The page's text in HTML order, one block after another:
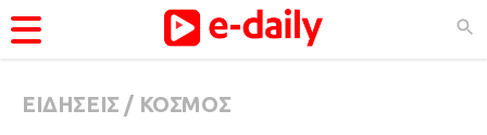
ΚΑΤΗΓΟΡΊΕΣ
ΕΙΔΗΣΕΙΣ / ΚΟΣΜΟΣ